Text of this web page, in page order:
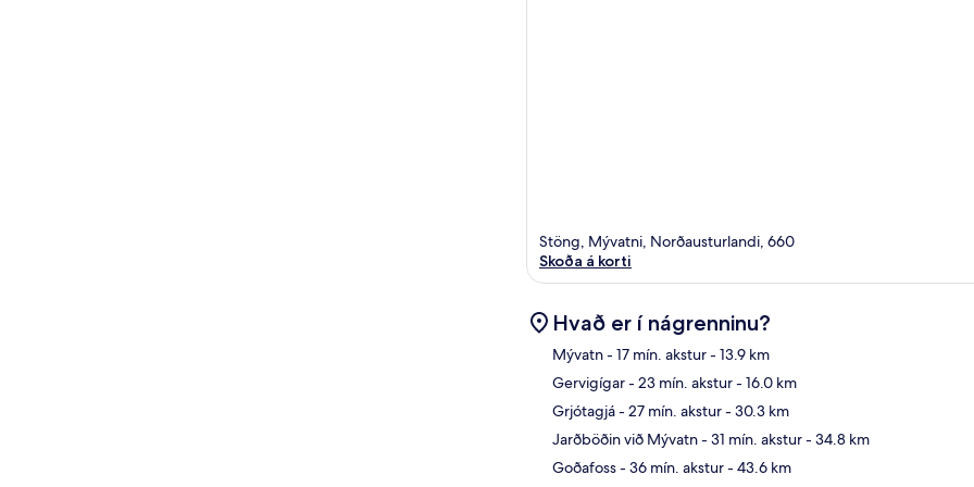
Stöng, Mývatni, Norðausturlandi, 660
Skoða á korti
Hvað er í nágrenninu?
Mývatn- 17 mín. akstur- 13.9 km
Gervigígar- 23 mín. akstur- 16.0 km
Grjótagjá- 27 mín. akstur- 30.3 km
Jarðböðin við Mývatn- 31 mín. akstur- 34.8 km
Goðafoss- 36 mín. akstur- 43.6 km